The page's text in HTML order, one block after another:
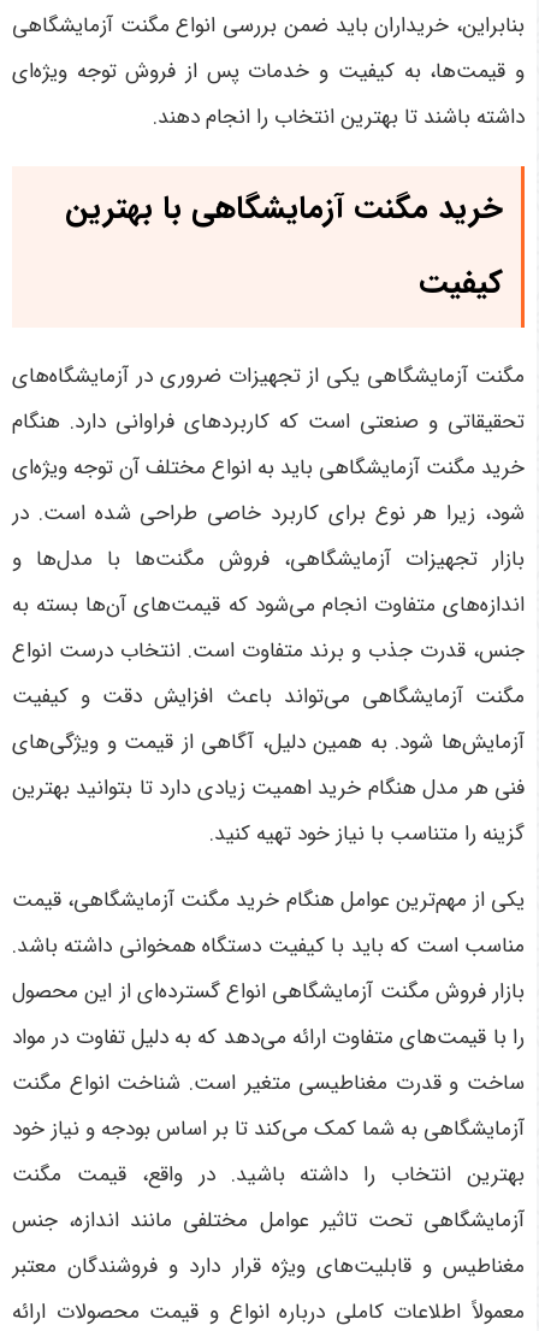
بنابراین، خریداران باید ضمن بررسی انواع مگنت آزمایشگاهی
و قیمت‌ها، به کیفیت و خدمات پس از فروش توجه ویژه‌ای
داشته باشند تا بهترین انتخاب را انجام دهند.
خرید مگنت آزمایشگاهی با بهترین
کیفیت
مگنت آزمایشگاهی یکی از تجهیزات ضروری در آزمایشگاه‌های
تحقیقاتی و صنعتی است که کاربردهای فراوانی دارد. هنگام
خرید مگنت آزمایشگاهی باید به انواع مختلف آن توجه ویژه‌ای
شود، زیرا هر نوع برای کاربرد خاصی طراحی شده است. در
بازار تجهیزات آزمایشگاهی، فروش مگنت‌ها با مدل‌ها و
اندازه‌های متفاوت انجام می‌شود که قیمت‌های آن‌ها بسته به
جنس، قدرت جذب و برند متفاوت است. انتخاب درست انواع
مگنت آزمایشگاهی می‌تواند باعث افزایش دقت و کیفیت
آزمایش‌ها شود. به همین دلیل، آگاهی از قیمت و ویژگی‌های
فنی هر مدل هنگام خرید اهمیت زیادی دارد تا بتوانید بهترین
گزینه را متناسب با نیاز خود تهیه کنید.
یکی از مهم‌ترین عوامل هنگام خرید مگنت آزمایشگاهی، قیمت
مناسب است که باید با کیفیت دستگاه همخوانی داشته باشد.
بازار فروش مگنت آزمایشگاهی انواع گسترده‌ای از این محصول
را با قیمت‌های متفاوت ارائه می‌دهد که به دلیل تفاوت در مواد
ساخت و قدرت مغناطیسی متغیر است. شناخت انواع مگنت
آزمایشگاهی به شما کمک می‌کند تا بر اساس بودجه و نیاز خود
بهترین انتخاب را داشته باشید. در واقع، قیمت مگنت
آزمایشگاهی تحت تاثیر عوامل مختلفی مانند اندازه، جنس
مغناطیس و قابلیت‌های ویژه قرار دارد و فروشندگان معتبر
معمولاً اطلاعات کاملی درباره انواع و قیمت محصولات ارائه